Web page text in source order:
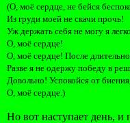
(О, моё сердце, не бейся
Из груди моей не скачи прочь!
Уж держать себя не могу я
О, моё сердце!
О, моё сердце! После
Разве я не одержу победу в
Довольно! Успокойся от
О, моё сердце.)
Но вот наступает день,